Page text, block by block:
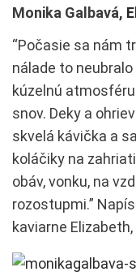
Monika Galbavá,
“Počasie sa nám
nálade to
kúzelnú
snov. Deky a
skvelá kávička a
koláčiky na
obáv, vonku, na
rozostupmi.”
kaviarne